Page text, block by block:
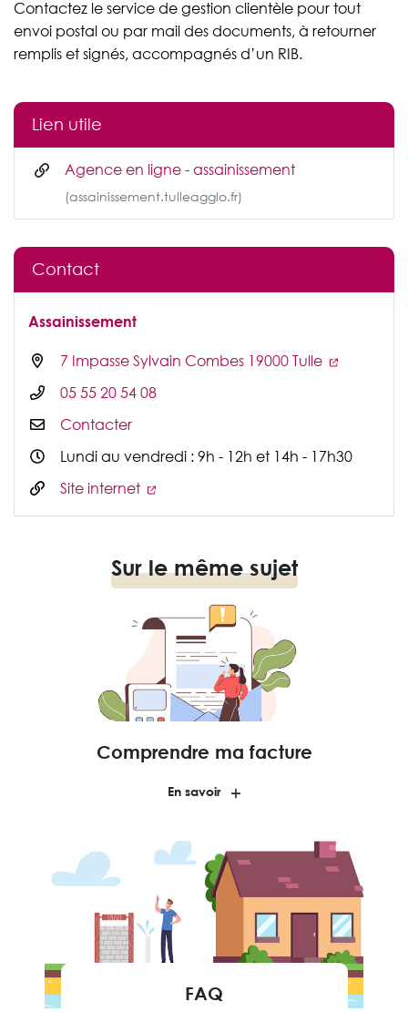
Contactez le service de gestion clientèle pour tout
envoi postal ou par mail des documents, à retourner
remplis et signés, accompagnés d’un RIB.
Lien utile
Agence en ligne - assainissement
(assainissement.tulleagglo.fr)
Contact
Assainissement
7 Impasse Sylvain Combes 19000 Tulle
05 55 20 54 08
Contacter
Lundi au vendredi : 9h - 12h et 14h - 17h30
Site internet
Sur le même sujet
Comprendre ma facture
En savoir
FAQ